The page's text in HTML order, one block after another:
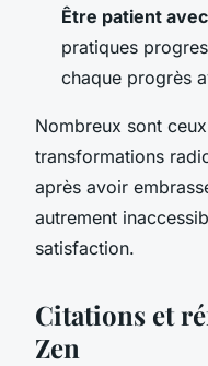
Être patient
pratiques
chaque progrès
Nombreux sont
transformations
après avoir
autrement
satisfaction.
Citations et
Zen